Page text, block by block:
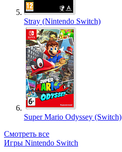
Stray (Nintendo Switch)
Super Mario Odyssey (Switch)
Смотреть все
Игры Nintendo Switch